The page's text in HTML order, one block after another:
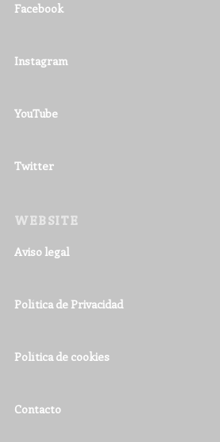
Facebook
Instagram
YouTube
Twitter
WEBSITE
Aviso legal
Política de Privacidad
Política de cookies
Contacto